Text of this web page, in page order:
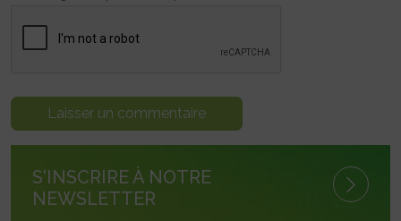
S'INSCRIRE À NOTRE
NEWSLETTER